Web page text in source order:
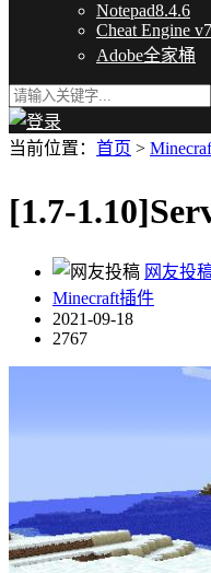
Notepad8.4.6
Cheat Engine
Adobe全家桶
当前位置： 首页 >
[1.7-
网友投
Minecraft插件
2021-09-18
2767